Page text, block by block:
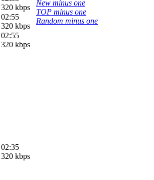
320 kbps
02:55
320 kbps
02:55
320 kbps
02:35
320 kbps
New minus one
TOP minus one
Random minus one